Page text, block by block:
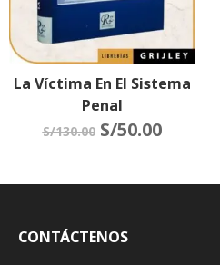
La Víctima En El Sistema
Penal
S/130.00 S/50.00
CONTÁCTENOS